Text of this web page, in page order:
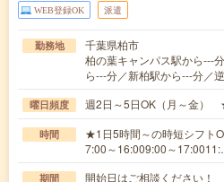
WEB登録OK 派遣
勤務地
千葉県柏市
柏の葉キャンパス駅から---
ら---分／新柏駅から---分／
曜日頻度 週2日～5日OK（月～金）
時間
★1日5時間～の時短シフト
7:00～16:009:00～
期間
開始日はご相談ください